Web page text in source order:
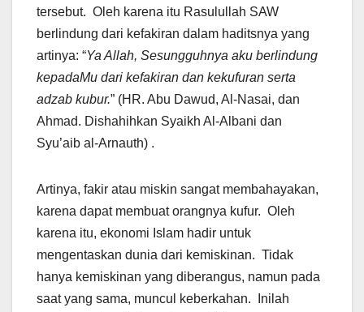
tersebut. Oleh karena itu Rasulullah SAW
berlindung dari kefakiran dalam haditsnya yang
artinya: “Ya Allah, Sesungguhnya aku berlindung
kepadaMu dari kefakiran dan kekufuran serta
adzab kubur.” (HR. Abu Dawud, Al-Nasai, dan
Ahmad. Dishahihkan Syaikh Al-Albani dan
Syu’aib al-Arnauth) .
Artinya, fakir atau miskin sangat membahayakan,
karena dapat membuat orangnya kufur. Oleh
karena itu, ekonomi Islam hadir untuk
mengentaskan dunia dari kemiskinan. Tidak
hanya kemiskinan yang diberangus, namun pada
saat yang sama, muncul keberkahan. Inilah